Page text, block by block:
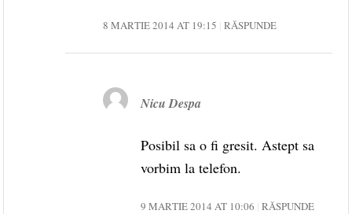
8 MARTIE 2014 AT 19:15 RĂSPUNDE
Nicu Despa
Posibil sa o fi gresit. Astept sa
vorbim la telefon.
9 MARTIE 2014 AT 10:06 RĂSPUNDE